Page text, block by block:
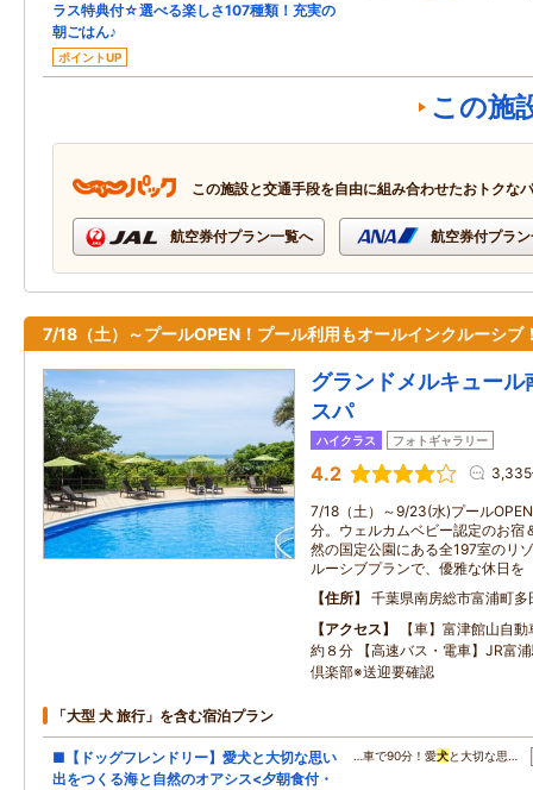
ラス特典付☆選べる楽しさ107種類！充実の
朝ごはん♪
ポイントUP
この施
この施設と交通手段を自由に組み合わせたおトクな
航空券付プラン一覧へ 航空券付プラ
7/18（土）～プールOPEN！プール利用もオールインクルーシブ
グランドメルキュー
スパ
ハイクラス フォトギャラリー
4.2
7/18（土）～9/23(水)プール
分。ウェルカムベビー認定のお宿
然の国定公園にある全197室のリ
ルーシブプランで、優雅な休日を
住所
千葉県南房総市富浦町
アクセス
【車】富津館山自
約８分 【高速バス・電車】JR富
倶楽部※送迎要確認
「大型 犬 旅行」を含む宿泊プラン
■【ドッグフレンドリー】愛犬と大切な思い
出をつくる海と自然のオアシス<夕朝食付・
…車で90分！愛犬と大切な思…